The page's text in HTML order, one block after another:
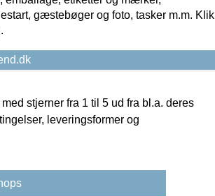
gæstebøger og foto, tasker m.m. Klik
stjerner fra 1 til 5 ud fra bl.a. deres
leveringsformer og